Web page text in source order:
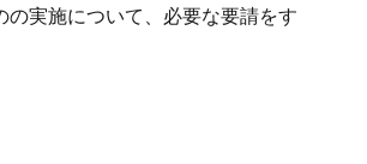
実施について、必要な要請をす